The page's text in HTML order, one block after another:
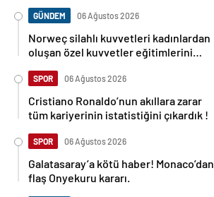
GÜNDEM 06 Ağustos 2026
Norweç silahlı kuvvetleri kadınlardan
oluşan özel kuvvetler eğitimlerini
SPOR 06 Ağustos 2026
Cristiano Ronaldo’nun akıllara zarar
tüm kariyerinin istatistiğini çıkardık !
SPOR 06 Ağustos 2026
Galatasaray’a kötü haber! Monaco’dan
flaş Onyekuru kararı.